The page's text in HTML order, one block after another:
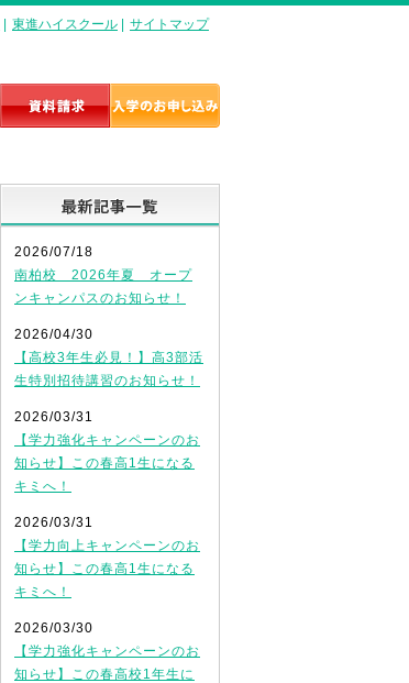
東進ハイスクール サイトマップ
2026/07/18
南柏校 2026年夏 オープ
ンキャンパスのお知らせ！
2026/04/30
【高校3年生必見！】高3部活
生特別招待講習のお知らせ！
2026/03/31
【学力強化キャンペーンのお
知らせ】この春高1生になる
キミへ！
2026/03/31
【学力向上キャンペーンのお
知らせ】この春高1生になる
キミへ！
2026/03/30
【学力強化キャンペーンのお
知らせ】この春高校1年生に